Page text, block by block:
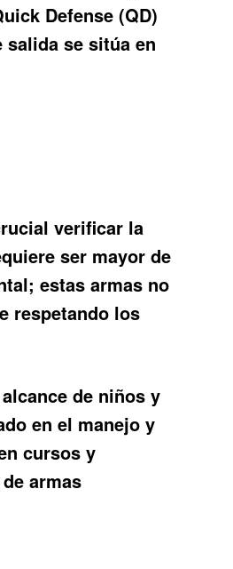
Defense (QD)
se sitúa en
verificar la
ser mayor de
estas armas no
respetando los
de niños y
en el manejo y
cursos y
armas